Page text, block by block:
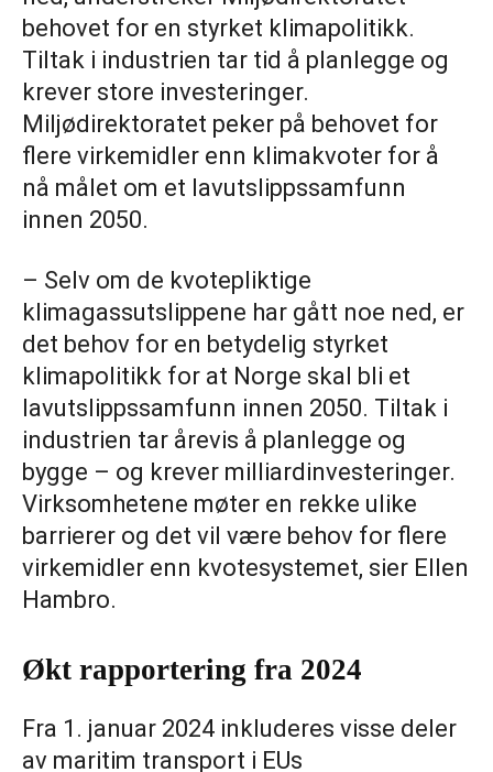
behovet for en styrket klimapolitikk.
Tiltak i industrien tar tid å planlegge og
krever store investeringer.
Miljødirektoratet peker på behovet for
flere virkemidler enn klimakvoter for å
nå målet om et lavutslippssamfunn
innen 2050.
– Selv om de kvotepliktige
klimagassutslippene har gått noe ned, er
det behov for en betydelig styrket
klimapolitikk for at Norge skal bli et
lavutslippssamfunn innen 2050. Tiltak i
industrien tar årevis å planlegge og
bygge – og krever milliardinvesteringer.
Virksomhetene møter en rekke ulike
barrierer og det vil være behov for flere
virkemidler enn kvotesystemet, sier Ellen
Hambro.
Økt rapportering fra 2024
Fra 1. januar 2024 inkluderes visse deler
av maritim transport i EUs